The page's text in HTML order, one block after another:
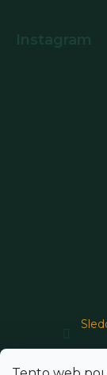
Instagram